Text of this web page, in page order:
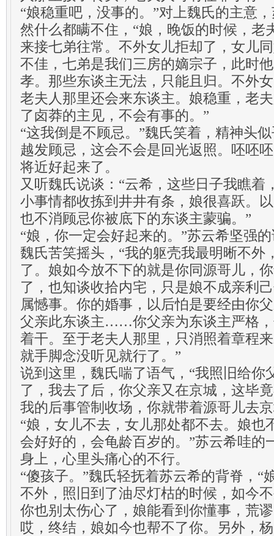
“娘稳重吧，没事的。”对上魏氏的主意
然什么都瞒不住，“娘，晚饭的时候，老
来接七弟往常。不外女儿拒却了，女儿
不佳，七弟是我们三房的嫡宗子，此时
孝。那些东谈主无法，只能且归。不外
老夫人那里还会来东谈主。娘稳重，老
了卤莽的主见，不会有事的。”
“这我倒是不顾忌。”魏氏笑着，精神头
越发顾忌，这会不会是回光返照。呸呸
将近好起来了。
又听魏氏说谈：“云希，这些日子我瞧着
小事情都收拣到井井有条，娘很喜跃。
也不消顾忌你被底下的东谈主蒙骗。”
“娘，你一定会好起来的。”苏云希坚强
魏氏苦笑摇头，“我的躯壳我最明晰不外
了。娘如今放不下的就是你同源哥儿，
了，也知谈收拾内宅，只是娘不成亲利
属憾事。你的婚事，以后怕是要经由你
父亲此东谈主……你父亲为东谈主严格
着干。至于老夫人那里，只消照着章程
就手脚念没听见就行了。”
说到这里，魏氏喘了语气，“我照旧给你
了，我去了后，你父亲又在京城，这毕
我的后事管制收场，你就带着源哥儿去
“娘，女儿不去，女儿那处都不去。娘也
会好好的，会龟龄百岁的。”苏云希哇的
身上，心里头痛心的不行。
“傻孩子。”魏氏轻抚着苏云希的背脊，“
不外，照旧到了油尽灯枯的时候，如今
你也别太伤心了，娘能看到你懂事，荒
哎，终结，娘如今也帮不了你。另外，